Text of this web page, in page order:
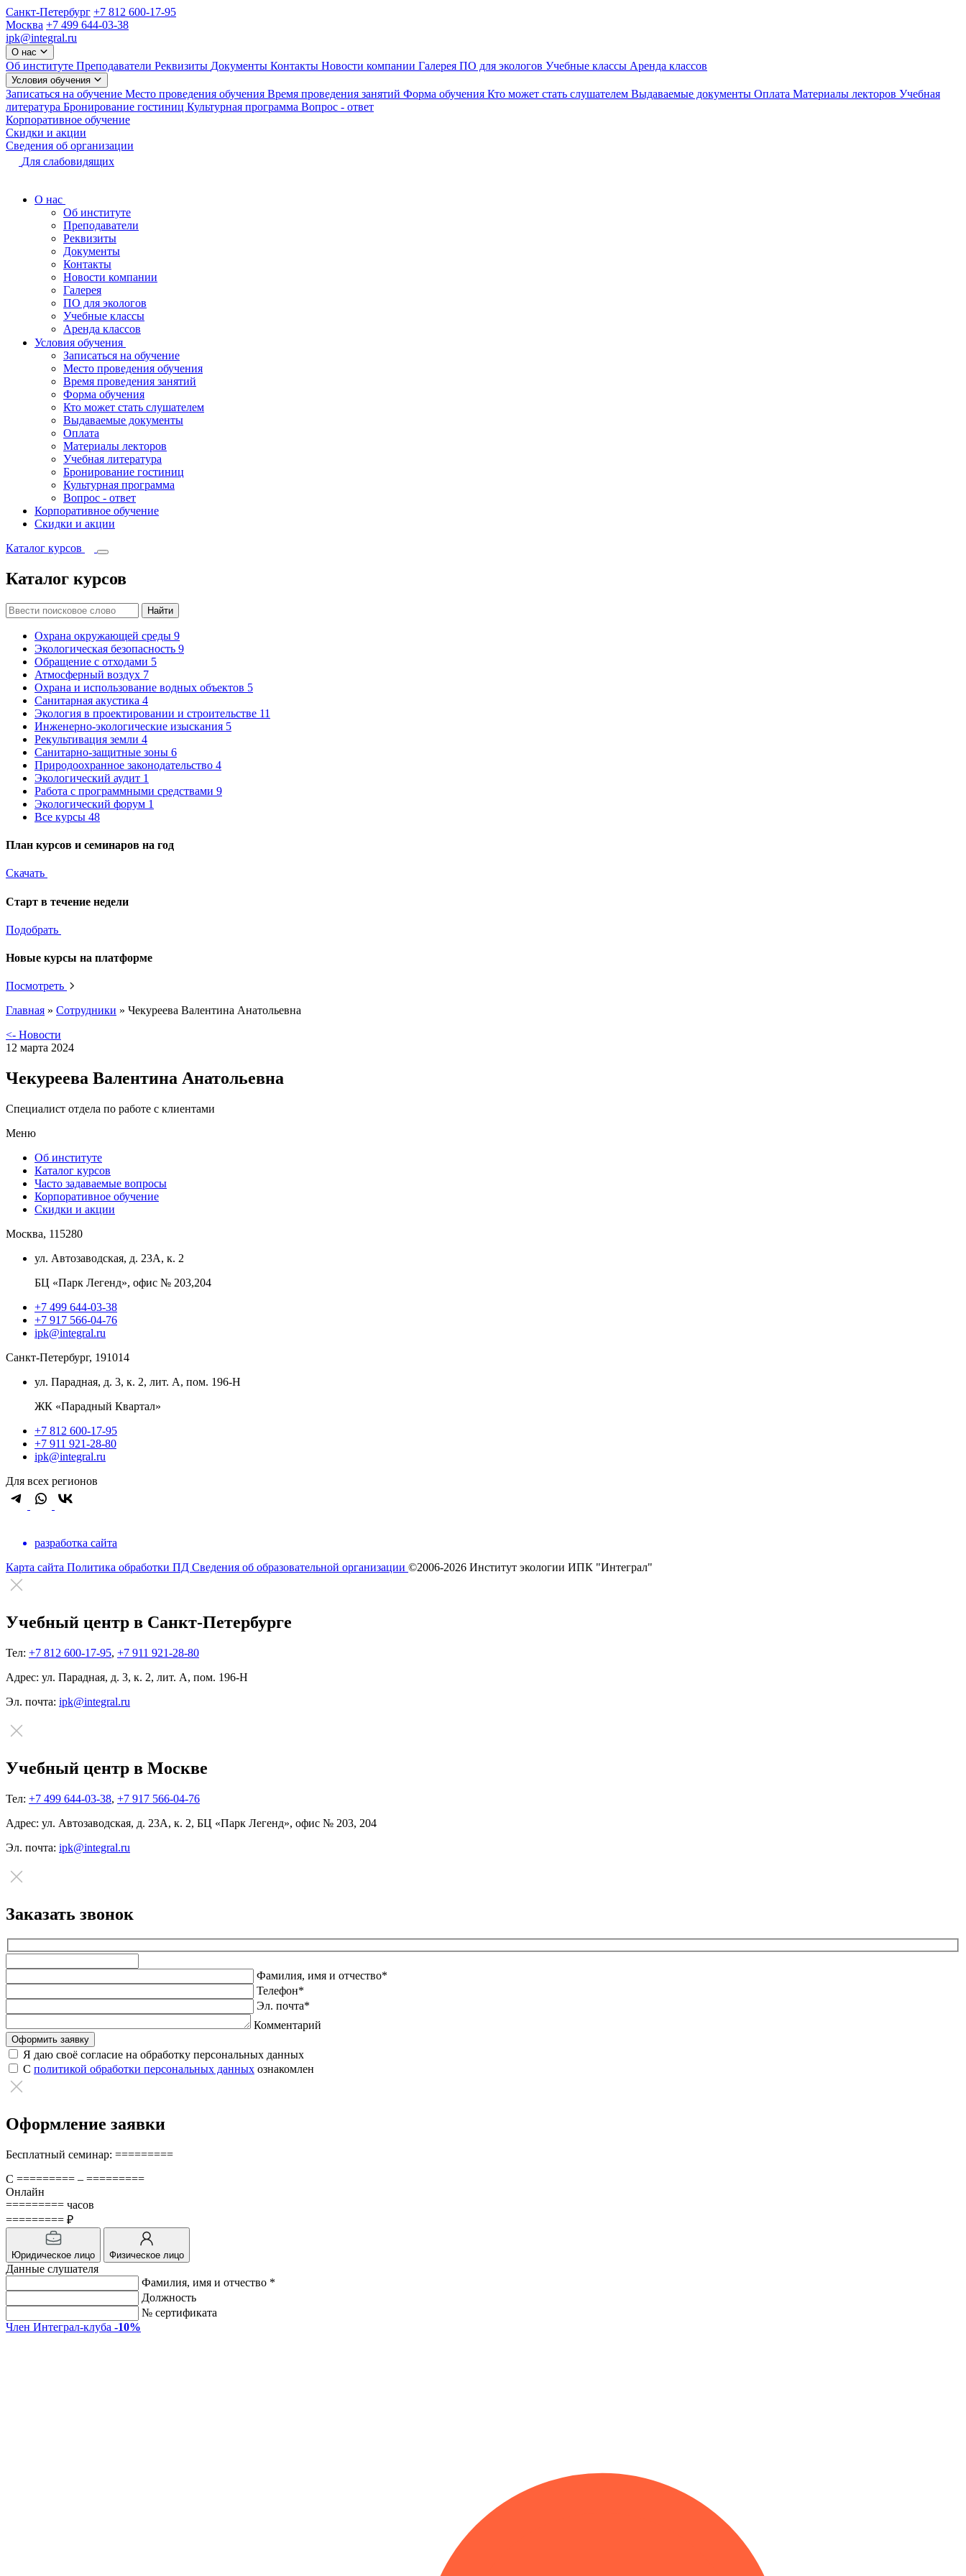
Санкт-Петербург +7 812 600-17-95
Москва +7 499 644-03-38
ipk@integral.ru
О нас
Об институте Преподаватели Реквизиты Документы Контакты Новости компании Галерея ПО для экологов Учебные классы Аренда классов
Условия обучения
Записаться на обучение Место проведения обучения Время проведения занятий Форма обучения Кто может стать слушателем Выдаваемые документы Оплата Материалы лекторов Учебная
литература Бронирование гостиниц Культурная программа Вопрос - ответ
Корпоративное обучение
Скидки и акции
Сведения об организации
Для слабовидящих
О нас
Об институте
Преподаватели
Реквизиты
Документы
Контакты
Новости компании
Галерея
ПО для экологов
Учебные классы
Аренда классов
Условия обучения
Записаться на обучение
Место проведения обучения
Время проведения занятий
Форма обучения
Кто может стать слушателем
Выдаваемые документы
Оплата
Материалы лекторов
Учебная литература
Бронирование гостиниц
Культурная программа
Вопрос - ответ
Корпоративное обучение
Скидки и акции
Каталог курсов
Каталог курсов
Найти
Охрана окружающей среды 9
Экологическая безопасность 9
Обращение с отходами 5
Атмосферный воздух 7
Охрана и использование водных объектов 5
Санитарная акустика 4
Экология в проектировании и строительстве 11
Инженерно-экологические изыскания 5
Рекультивация земли 4
Санитарно-защитные зоны 6
Природоохранное законодательство 4
Экологический аудит 1
Работа с программными средствами 9
Экологический форум 1
Все курсы 48
План курсов и семинаров на год
Скачать
Старт в течение недели
Подобрать
Новые курсы на платформе
Посмотреть
Главная » Сотрудники » Чекуреева Валентина Анатольевна
<- Новости
12 марта 2024
Чекуреева Валентина Анатольевна
Специалист отдела по работе с клиентами
Меню
Об институте
Каталог курсов
Часто задаваемые вопросы
Корпоративное обучение
Скидки и акции
Москва, 115280
ул. Автозаводская, д. 23А, к. 2
БЦ «Парк Легенд», офис № 203,204
+7 499 644-03-38
+7 917 566-04-76
ipk@integral.ru
Санкт-Петербург, 191014
ул. Парадная, д. 3, к. 2, лит. А, пом. 196-Н
ЖК «Парадный Квартал»
+7 812 600-17-95
+7 911 921-28-80
ipk@integral.ru
Для всех регионов
разработка сайта
Карта сайта Политика обработки ПД Сведения об образовательной организации ©2006-2026 Институт экологии ИПК "Интеграл"
Учебный центр в Санкт-Петербурге
Тел: +7 812 600-17-95, +7 911 921-28-80
Адрес: ул. Парадная, д. 3, к. 2, лит. А, пом. 196-Н
Эл. почта: ipk@integral.ru
Учебный центр в Москве
Тел: +7 499 644-03-38, +7 917 566-04-76
Адрес: ул. Автозаводская, д. 23А, к. 2, БЦ «Парк Легенд», офис № 203, 204
Эл. почта: ipk@integral.ru
Заказать звонок
это
поле
пустым.
Фамилия, имя и отчество*
Телефон*
Эл. почта*
Комментарий
Я даю своё согласие на обработку персональных данных
С политикой обработки персональных данных ознакомлен
Оформление заявки
Бесплатный семинар: =========
С ========= – =========
Онлайн
========= часов
========= ₽
Юридическое лицо Физическое лицо
Данные слушателя
Фамилия, имя и отчество *
Должность
№ сертификата
Член Интеграл-клуба -10%